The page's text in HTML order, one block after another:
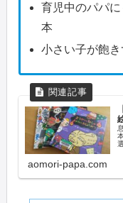
育児中のパパ
本
小さい子が飽
aomori-papa.com